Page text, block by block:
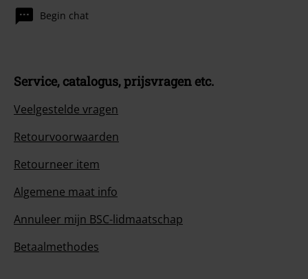
Begin chat
Service, catalogus, prijsvragen etc.
Veelgestelde vragen
Retourvoorwaarden
Retourneer item
Algemene maat info
Annuleer mijn BSC-lidmaatschap
Betaalmethodes